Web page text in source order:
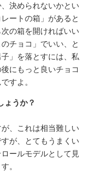
決められないかとい
ートの箱」があると
の箱を開ければいい
チョコ」でいい、と
」を落とすには、私
にもっと良いチョコ
すよ。
ょうか？
、これは相当難しい
が、とてもうまくい
ールモデルとして見
。